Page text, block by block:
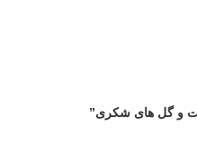
و گل های شکری”